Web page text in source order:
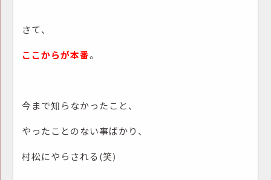
さて、
ここからが本番。
今まで知らなかったこと、
やったことのない事ばかり、
村松にやらされる(笑)